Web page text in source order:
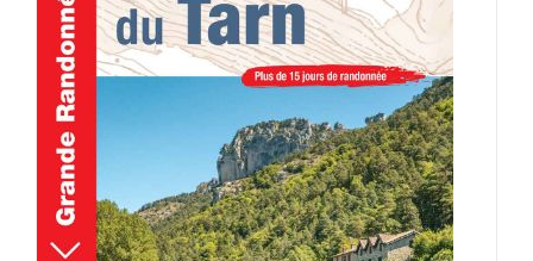
AJOUTER AU PANIER / DÉTAILS